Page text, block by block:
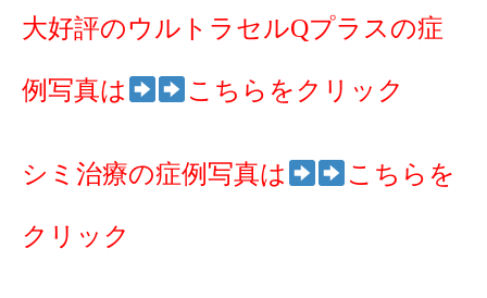
大好評のウルトラセルQプラスの症
例写真は こちらをクリック
シミ治療の症例写真は こちらを
クリック